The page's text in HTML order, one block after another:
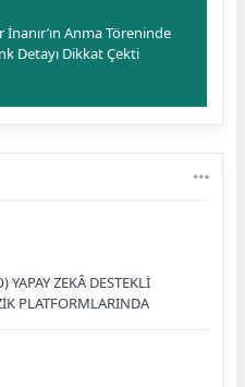
İnanır’ın Anma Töreninde
Detayı Dikkat Çekti
YAPAY ZEKÂ DESTEKLİ
PLATFORMLARINDA